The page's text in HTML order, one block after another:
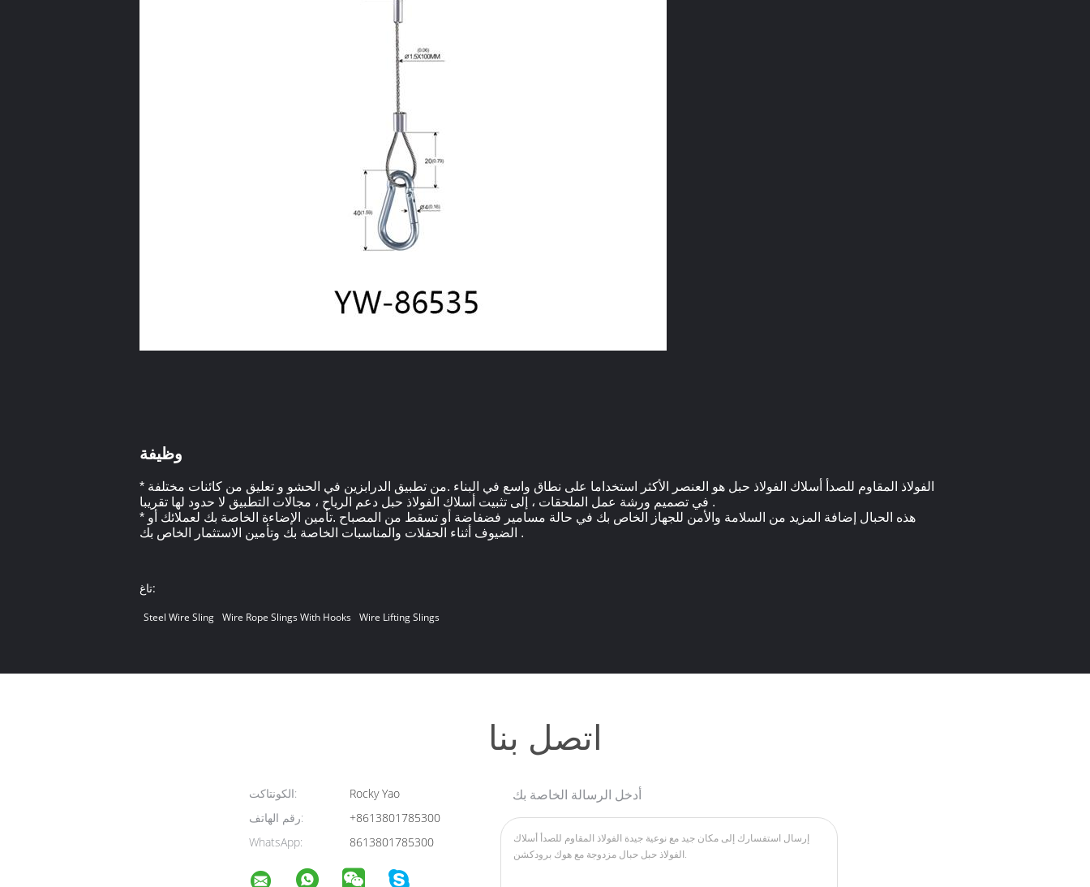
وظيفة
* الفولاذ المقاوم للصدأ أسلاك الفولاذ حبل هو العنصر الأكثر استخداما على نطاق واسع في البناء .من تطبيق الدرابزين في الحشو و تعليق من كائنات مختلفة
في تصميم ورشة عمل الملحقات ، إلى تثبيت أسلاك الفولاذ حبل دعم الرياح ، مجالات التطبيق لا حدود لها تقريبا .
* هذه الحبال إضافة المزيد من السلامة والأمن للجهاز الخاص بك في حالة مسامير فضفاضة أو تسقط من المصباح .تأمين الإضاءة الخاصة بك لعملائك أو
الضيوف أثناء الحفلات والمناسبات الخاصة بك وتأمين الاستثمار الخاص بك .
تاغ:
Steel Wire Sling Wire Rope Slings With Hooks Wire Lifting Slings
اتصل بنا
الكونتاكت:
Rocky Yao
رقم الهاتف:
+8613801785300
WhatsApp:
8613801785300
أدخل الرسالة الخاصة بك